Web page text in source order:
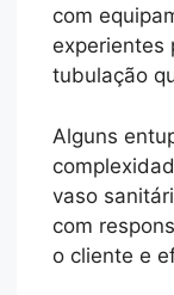
com
experientes
tubulação
Alguns
vaso
com
o cliente e